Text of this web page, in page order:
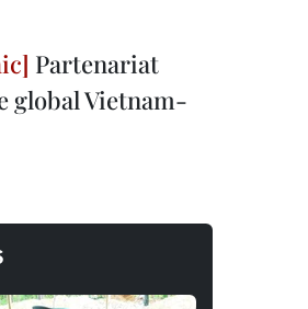
Partenariat
global Vietnam-